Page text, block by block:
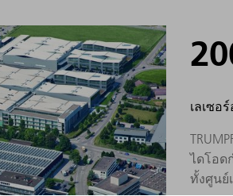
เลเซอ
ไดโอด
ทั้งศูนย์